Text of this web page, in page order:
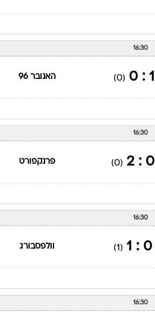
16:30
1 : 0
(0) האנובר 96
16:30
0 : 2
(0) פרנקפורט
16:30
0 : 1
(1) וולפסבורג
16:30